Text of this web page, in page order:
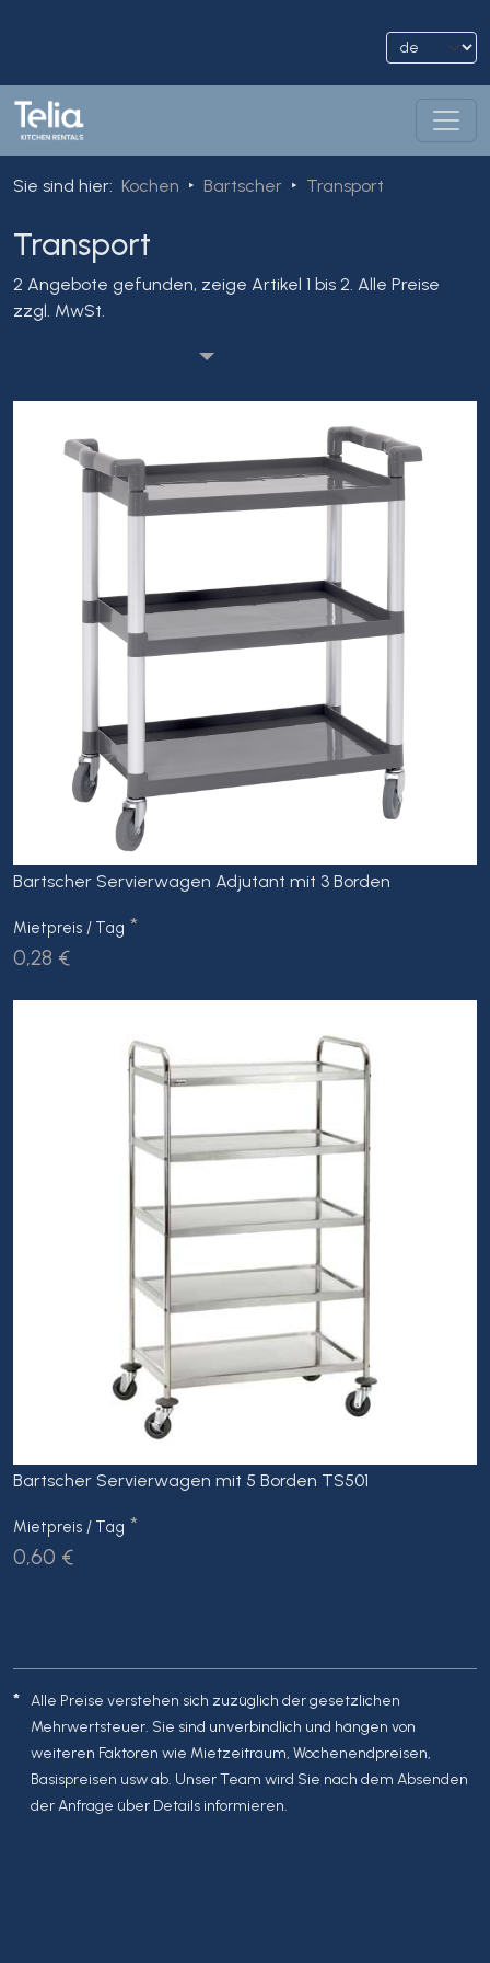
Sie sind hier: Kochen Bartscher Transport
Transport
2 Angebote gefunden, zeige Artikel 1 bis 2. Alle Preise
zzgl. MwSt.
Bartscher Servierwagen Adjutant mit 3 Borden
Mietpreis / Tag *
0,28 €
Bartscher Servierwagen mit 5 Borden TS501
Mietpreis / Tag *
0,60 €
* Alle Preise verstehen sich zuzüglich der gesetzlichen
Mehrwertsteuer. Sie sind unverbindlich und hängen von
weiteren Faktoren wie Mietzeitraum, Wochenendpreisen,
Basispreisen usw ab. Unser Team wird Sie nach dem Absenden
der Anfrage über Details informieren.